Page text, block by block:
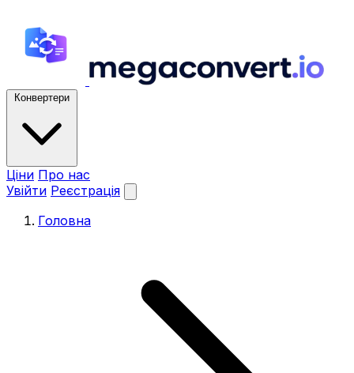
Конвертери
Ціни Про нас
Увійти Реєстрація
Головна